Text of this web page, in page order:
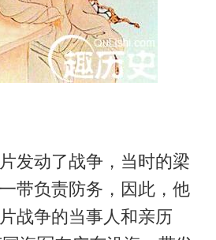
动了战争，当时的梁
带负责防务，因此，他
战争的当事人和亲历